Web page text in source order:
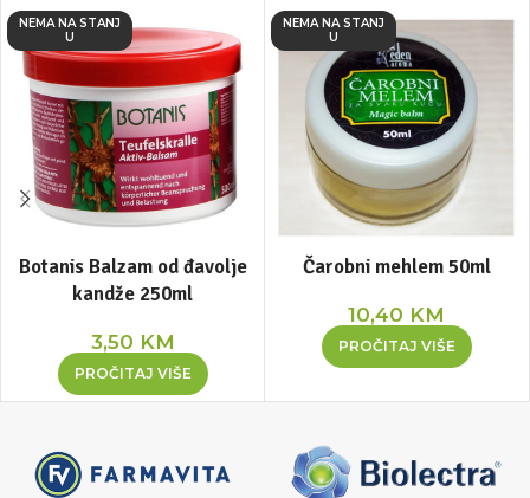
NEMA NA STANJ
U
Botanis Balzam od đavolje
kandže 250ml
3,50 KM
PROČITAJ VIŠE
NEMA NA STANJ
U
Čarobni mehlem 50ml
10,40 KM
PROČITAJ VIŠE